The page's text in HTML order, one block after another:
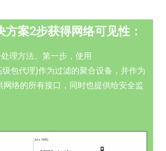
案2步获得网络可见性：
理方法。第一步，使用
包代理)作为过滤的聚合设备，并作为
网络的所有接口，同时也提供给安全监